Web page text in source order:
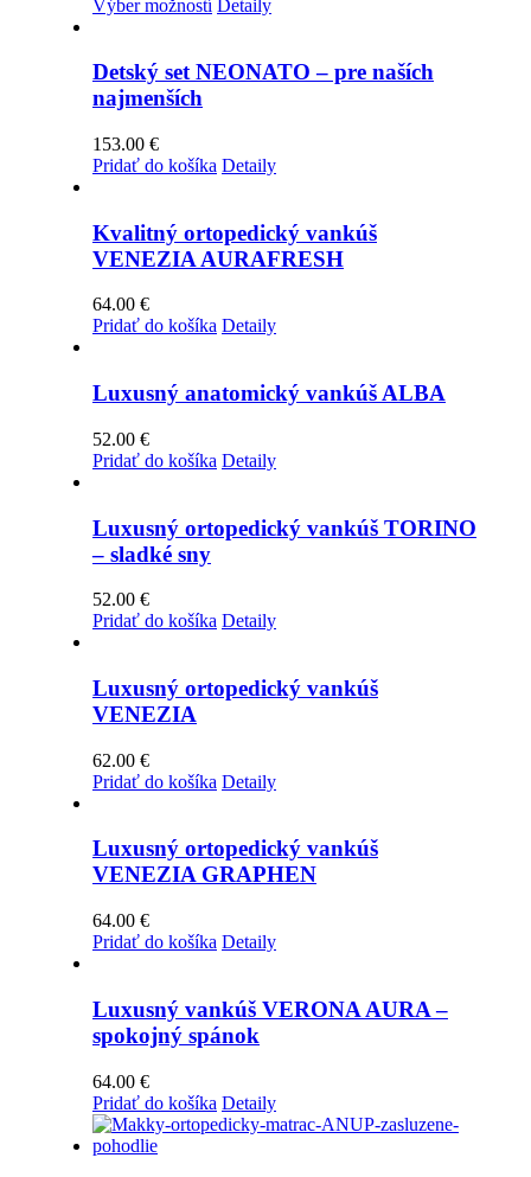
125.00 €
Výber možností
viacero
vybrať
produktu.
Detaily
Detský set NEONATO – pre naších
najmenších
153.00 €
Pridať do košíka Detaily
Kvalitný ortopedický vankúš
VENEZIA AURAFRESH
64.00 €
Pridať do košíka Detaily
Luxusný anatomický vankúš ALBA
52.00 €
Pridať do košíka Detaily
Luxusný ortopedický vankúš TORINO
– sladké sny
52.00 €
Pridať do košíka Detaily
Luxusný ortopedický vankúš
VENEZIA
62.00 €
Pridať do košíka Detaily
Luxusný ortopedický vankúš
VENEZIA GRAPHEN
64.00 €
Pridať do košíka Detaily
Luxusný vankúš VERONA AURA –
spokojný spánok
64.00 €
Pridať do košíka Detaily